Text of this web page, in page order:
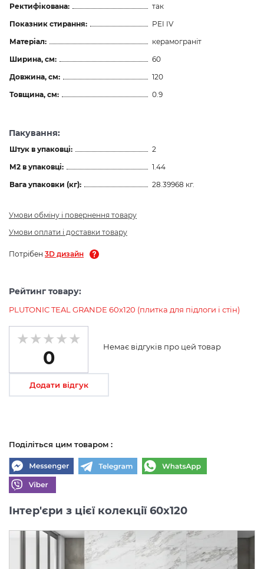
Ректифікована:
так
Показник стирання:
PEI IV
Матеріал:
керамограніт
Ширина, см:
60
Довжина, см:
120
Товщина, см:
0.9
Пакування:
Штук в упаковці:
2
М2 в упаковці:
1.44
Вага упаковки (кг):
28.39968 кг.
Умови обміну і повернення товару
Умови оплати і доставки товару
Потрібен 3D дизайн
Рейтинг товару:
PLUTONIC TEAL GRANDE 60х120 (плитка для підлоги і стін)
0
Немає відгуків про цей товар
Додати відгук
Поділіться цим товаром :
Інтер'єри з цієї колекції 60x120